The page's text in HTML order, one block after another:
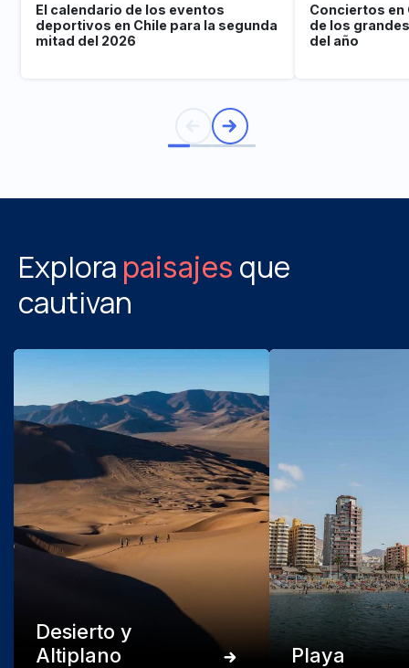
El calendario de los eventos
deportivos en Chile para la segunda
mitad del 2026
Conciertos en
de los
del año
Explora paisajes que
cautivan
Desierto y
Altiplano
Playa